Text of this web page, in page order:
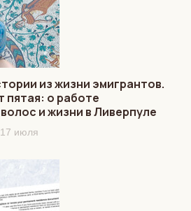
из жизни эмигрантов.
пятая: о работе
и жизни в Ливерпуле
17 июля